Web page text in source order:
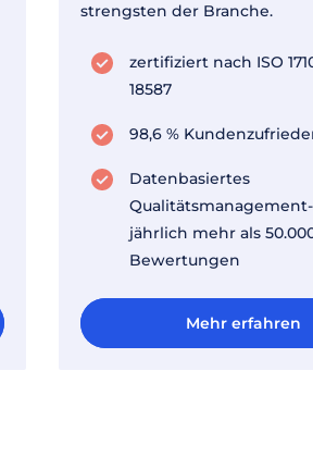
strengsten der Branche.
zertifiziert nach ISO
18587
98,6 %
Datenbasiertes
jährlich mehr als
Bewertungen
Mehr erfahren
Mehr erfahren